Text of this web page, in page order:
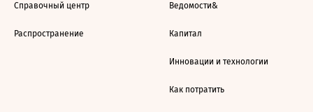
Справочный центр
Распространение
Ведомости&
Капитал
Инновации и технологии
Как потратить